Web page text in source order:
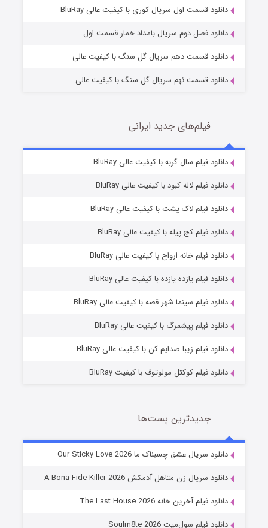
قسمت1 (زیرنویس) منتشر شد
قسمت6 (زیرنویس) منتشر شد
شوهر
دانلود قسمت اول سریال کوری با کیفیت عالی BluRay
دانلود فصل دوم سریال بامداد خمار قسمت اول
دانلود قسمت دهم سریال گل سنگ با کیفیت عالی
دانلود قسمت نهم سریال گل سنگ با کیفیت عالی
فیلم‌های جدید ایرانی
دانلود فیلم سال گربه با کیفیت عالی BluRay
دانلود فیلم لاله کبود با کیفیت عالی BluRay
دانلود فیلم لاک پشت با کیفیت عالی BluRay
دانلود فیلم کج‌ پیله با کیفیت عالی BluRay
دانلود فیلم خانه ارواح با کیفیت عالی BluRay
دانلود فیلم یازده یازده با کیفیت عالی BluRay
دانلود فیلم سینما شهر قصه با کیفیت عالی BluRay
دانلود فیلم پیشمرگ با کیفیت عالی BluRay
دانلود فیلم زیبا صدایم کن با کیفیت عالی BluRay
دانلود فیلم کوکتل مولوتوف با کیفیت BluRay
جدیدترین پست‌ها
دانلود سریال عشق چسبناک ما Our Sticky Love 2026
دانلود سریال زن متاهل آدمکش A Bona Fide Killer 2026
دانلود فیلم آخرین خانه The Last House 2026
دانلود فیلم سول‌میت Soulm8te 2026